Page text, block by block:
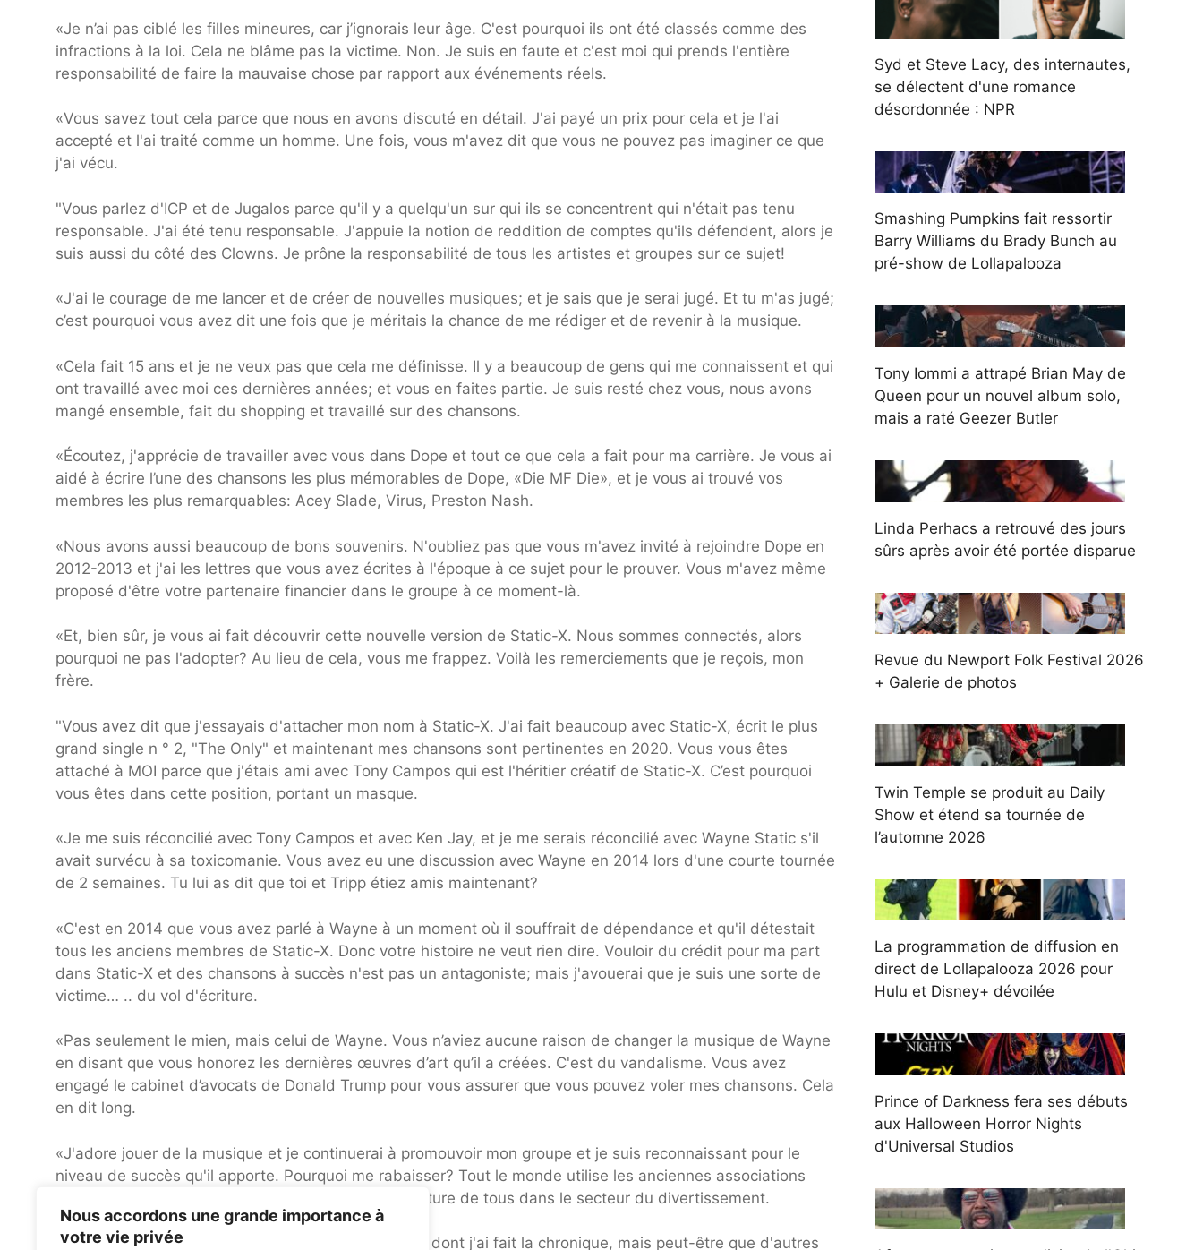
Nous accordons une grande importance à
votre vie privée
«Je n’ai pas ciblé les filles mineures, car j’ignorais leur âge. C'est pourquoi ils ont été classés comme des
infractions à la loi. Cela ne blâme pas la victime. Non. Je suis en faute et c'est moi qui prends l'entière
responsabilité de faire la mauvaise chose par rapport aux événements réels.
«Vous savez tout cela parce que nous en avons discuté en détail. J'ai payé un prix pour cela et je l'ai
accepté et l'ai traité comme un homme. Une fois, vous m'avez dit que vous ne pouvez pas imaginer ce que
j'ai vécu.
"Vous parlez d'ICP et de Jugalos parce qu'il y a quelqu'un sur qui ils se concentrent qui n'était pas tenu
responsable. J'ai été tenu responsable. J'appuie la notion de reddition de comptes qu'ils défendent, alors je
suis aussi du côté des Clowns. Je prône la responsabilité de tous les artistes et groupes sur ce sujet!
«J'ai le courage de me lancer et de créer de nouvelles musiques; et je sais que je serai jugé. Et tu m'as jugé;
c’est pourquoi vous avez dit une fois que je méritais la chance de me rédiger et de revenir à la musique.
«Cela fait 15 ans et je ne veux pas que cela me définisse. Il y a beaucoup de gens qui me connaissent et qui
ont travaillé avec moi ces dernières années; et vous en faites partie. Je suis resté chez vous, nous avons
mangé ensemble, fait du shopping et travaillé sur des chansons.
«Écoutez, j'apprécie de travailler avec vous dans Dope et tout ce que cela a fait pour ma carrière. Je vous ai
aidé à écrire l’une des chansons les plus mémorables de Dope, «Die MF Die», et je vous ai trouvé vos
membres les plus remarquables: Acey Slade, Virus, Preston Nash.
«Nous avons aussi beaucoup de bons souvenirs. N'oubliez pas que vous m'avez invité à rejoindre Dope en
2012-2013 et j'ai les lettres que vous avez écrites à l'époque à ce sujet pour le prouver. Vous m'avez même
proposé d'être votre partenaire financier dans le groupe à ce moment-là.
«Et, bien sûr, je vous ai fait découvrir cette nouvelle version de Static-X. Nous sommes connectés, alors
pourquoi ne pas l'adopter? Au lieu de cela, vous me frappez. Voilà les remerciements que je reçois, mon
frère.
"Vous avez dit que j'essayais d'attacher mon nom à Static-X. J'ai fait beaucoup avec Static-X, écrit le plus
grand single n ° 2, "The Only" et maintenant mes chansons sont pertinentes en 2020. Vous vous êtes
attaché à MOI parce que j'étais ami avec Tony Campos qui est l'héritier créatif de Static-X. C’est pourquoi
vous êtes dans cette position, portant un masque.
«Je me suis réconcilié avec Tony Campos et avec Ken Jay, et je me serais réconcilié avec Wayne Static s'il
avait survécu à sa toxicomanie. Vous avez eu une discussion avec Wayne en 2014 lors d'une courte tournée
de 2 semaines. Tu lui as dit que toi et Tripp étiez amis maintenant?
«C'est en 2014 que vous avez parlé à Wayne à un moment où il souffrait de dépendance et qu'il détestait
tous les anciens membres de Static-X. Donc votre histoire ne veut rien dire. Vouloir du crédit pour ma part
dans Static-X et des chansons à succès n'est pas un antagoniste; mais j'avouerai que je suis une sorte de
victime… .. du vol d'écriture.
«Pas seulement le mien, mais celui de Wayne. Vous n’aviez aucune raison de changer la musique de Wayne
en disant que vous honorez les dernières œuvres d’art qu’il a créées. C'est du vandalisme. Vous avez
engagé le cabinet d’avocats de Donald Trump pour vous assurer que vous pouvez voler mes chansons. Cela
en dit long.
«J'adore jouer de la musique et je continuerai à promouvoir mon groupe et je suis reconnaissant pour le
niveau de succès qu'il apporte. Pourquoi me rabaisser? Tout le monde utilise les anciennes associations
pour promouvoir les projets en cours. Telle est la nature de tous dans le secteur du divertissement.
«Je sais que vous connaissez tous ces événements dont j'ai fait la chronique, mais peut-être que d'autres
Syd et Steve Lacy, des internautes,
se délectent d'une romance
désordonnée : NPR
Smashing Pumpkins fait ressortir
Barry Williams du Brady Bunch au
pré-show de Lollapalooza
Tony Iommi a attrapé Brian May de
Queen pour un nouvel album solo,
mais a raté Geezer Butler
Linda Perhacs a retrouvé des jours
sûrs après avoir été portée disparue
Revue du Newport Folk Festival 2026
+ Galerie de photos
Twin Temple se produit au Daily
Show et étend sa tournée de
l’automne 2026
La programmation de diffusion en
direct de Lollapalooza 2026 pour
Hulu et Disney+ dévoilée
Prince of Darkness fera ses débuts
aux Halloween Horror Nights
d'Universal Studios